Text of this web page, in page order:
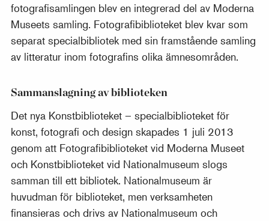
fotografisamlingen blev en integrerad del av Moderna
Museets samling. Fotografibiblioteket blev kvar som
separat specialbibliotek med sin framstående samling
av litteratur inom fotografins olika ämnesområden.
Sammanslagning av biblioteken
Det nya Konstbiblioteket – specialbiblioteket för
konst, fotografi och design skapades 1 juli 2013
genom att Fotografibiblioteket vid Moderna Museet
och Konstbiblioteket vid Nationalmuseum slogs
samman till ett bibliotek. Nationalmuseum är
huvudman för biblioteket, men verksamheten
finansieras och drivs av Nationalmuseum och